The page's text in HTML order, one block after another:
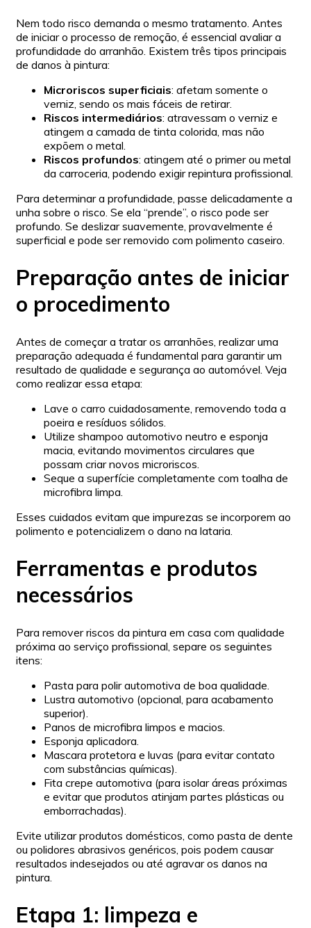
Nem todo risco demanda o mesmo tratamento. Antes
de iniciar o processo de remoção, é essencial avaliar a
profundidade do arranhão. Existem três tipos principais
de danos à pintura:
Microriscos superficiais: afetam somente o
verniz, sendo os mais fáceis de retirar.
Riscos intermediários: atravessam o verniz e
atingem a camada de tinta colorida, mas não
expõem o metal.
Riscos profundos: atingem até o primer ou metal
da carroceria, podendo exigir repintura profissional.
Para determinar a profundidade, passe delicadamente a
unha sobre o risco. Se ela “prende”, o risco pode ser
profundo. Se deslizar suavemente, provavelmente é
superficial e pode ser removido com polimento caseiro.
Preparação antes de iniciar
o procedimento
Antes de começar a tratar os arranhões, realizar uma
preparação adequada é fundamental para garantir um
resultado de qualidade e segurança ao automóvel. Veja
como realizar essa etapa:
Lave o carro cuidadosamente, removendo toda a
poeira e resíduos sólidos.
Utilize shampoo automotivo neutro e esponja
macia, evitando movimentos circulares que
possam criar novos microriscos.
Seque a superfície completamente com toalha de
microfibra limpa.
Esses cuidados evitam que impurezas se incorporem ao
polimento e potencializem o dano na lataria.
Ferramentas e produtos
necessários
Para remover riscos da pintura em casa com qualidade
próxima ao serviço profissional, separe os seguintes
itens:
Pasta para polir automotiva de boa qualidade.
Lustra automotivo (opcional, para acabamento
superior).
Panos de microfibra limpos e macios.
Esponja aplicadora.
Mascara protetora e luvas (para evitar contato
com substâncias químicas).
Fita crepe automotiva (para isolar áreas próximas
e evitar que produtos atinjam partes plásticas ou
emborrachadas).
Evite utilizar produtos domésticos, como pasta de dente
ou polidores abrasivos genéricos, pois podem causar
resultados indesejados ou até agravar os danos na
pintura.
Etapa 1: limpeza e